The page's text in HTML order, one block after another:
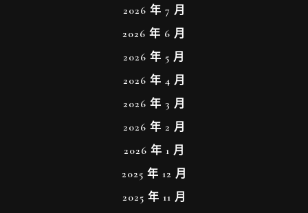
2026 年 7 月
2026 年 6 月
2026 年 5 月
2026 年 4 月
2026 年 3 月
2026 年 2 月
2026 年 1 月
2025 年 12 月
2025 年 11 月